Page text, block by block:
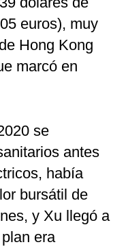
euros), muy
Hong Kong
marcó en
se
antes
había
bursátil de
y Xu llegó a
era